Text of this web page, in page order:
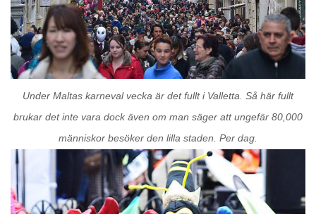
Under Maltas karneval vecka är det fullt i Valletta. Så här fullt
brukar det inte vara dock även om man säger att ungefär 80,000
människor besöker den lilla staden. Per dag.